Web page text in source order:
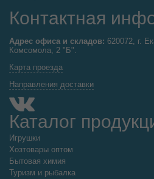
Контактная
Адрес офиса и складов: 620072, г.
Комсомола, 2 "Б".
Карта проезда
Направления доставки
Каталог
Игрушки
Хозтовары оптом
Бытовая химия
Туризм и рыбалка